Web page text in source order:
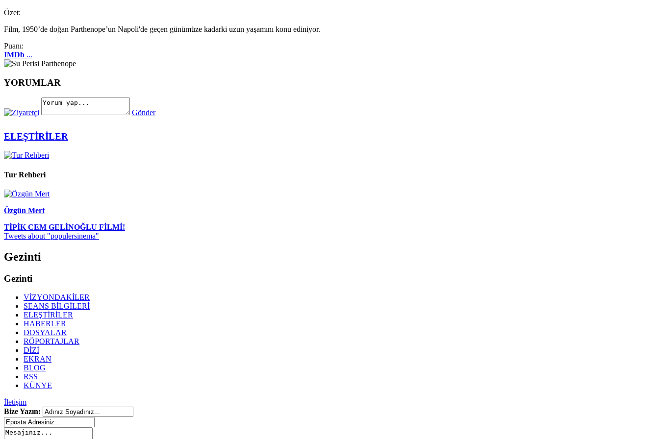
Özet:
Film, 1950’de doğan Parthenope’un Napoli'de geçen günümüze kadarki uzun yaşamını konu ediniyor.
Puanı:
IMDb ...
YORUMLAR
Gönder
ELEŞTİRİLER
Tur Rehberi
Özgün Mert
TİPİK CEM GELİNOĞLU FİLMİ!
Tweets about "populersinema"
Gezinti
Gezinti
VİZYONDAKİLER
SEANS BİLGİLERİ
ELEŞTİRİLER
HABERLER
DOSYALAR
RÖPORTAJLAR
DİZİ
EKRAN
BLOG
RSS
KÜNYE
İletişim
Bize Yazın: